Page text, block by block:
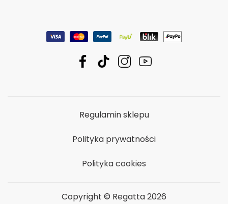
Regulamin sklepu
Polityka prywatności
Polityka cookies
Copyright © Regatta 2026